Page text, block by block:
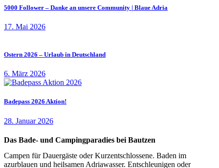
5000 Follower – Danke an unsere Community | Blaue Adria
17. Mai 2026
Ostern 2026 – Urlaub in Deutschland
6. März 2026
Badepass 2026 Aktion!
28. Januar 2026
Das Bade- und Campingparadies bei Bautzen
Campen für Dauergäste oder Kurzentschlossene. Baden im
azurblauen und heilsamen Adriawasser. Entschleunigen oder